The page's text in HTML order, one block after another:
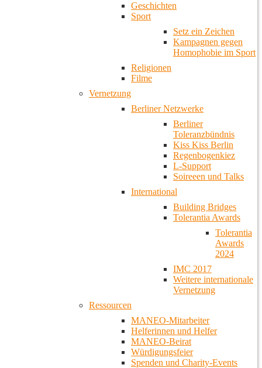
Geschichten
Sport
Setz ein Zeichen
Kampagnen gegen
Homophobie im Sport
Religionen
Filme
Vernetzung
Berliner Netzwerke
Berliner
Toleranzbündnis
Kiss Kiss Berlin
Regenbogenkiez
L-Support
Soireeen und Talks
International
Building Bridges
Tolerantia Awards
Tolerantia
Awards
2024
IMC 2017
Weitere internationale
Vernetzung
Ressourcen
MANEO-Mitarbeiter
Helferinnen und Helfer
MANEO-Beirat
Würdigungsfeier
Spenden und Charity-Events